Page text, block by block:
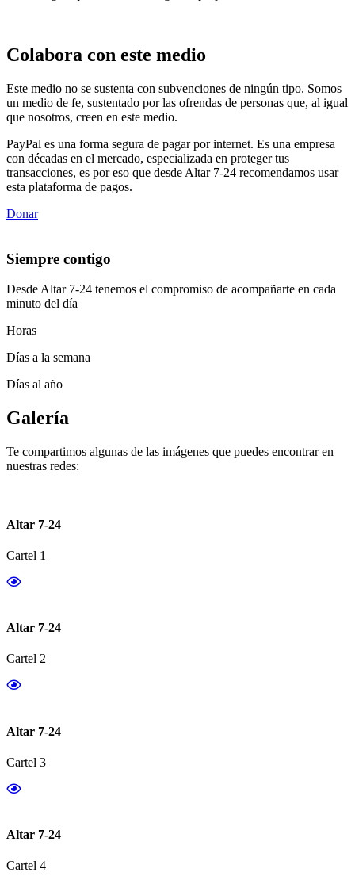
Colabora con este medio
Este medio no se sustenta con subvenciones de ningún tipo. Somos
un medio de fe, sustentado por las ofrendas de personas que, al igual
que nosotros, creen en este medio.
PayPal es una forma segura de pagar por internet. Es una empresa
con décadas en el mercado, especializada en proteger tus
transacciones, es por eso que desde Altar 7-24 recomendamos usar
esta plataforma de pagos.
Donar
Siempre contigo
Desde Altar 7-24 tenemos el compromiso de acompañarte en cada
minuto del día
Horas
Días a la semana
Días al año
Galería
Te compartimos algunas de las imágenes que puedes encontrar en
nuestras redes:
Altar 7-24
Cartel 1
Altar 7-24
Cartel 2
Altar 7-24
Cartel 3
Altar 7-24
Cartel 4